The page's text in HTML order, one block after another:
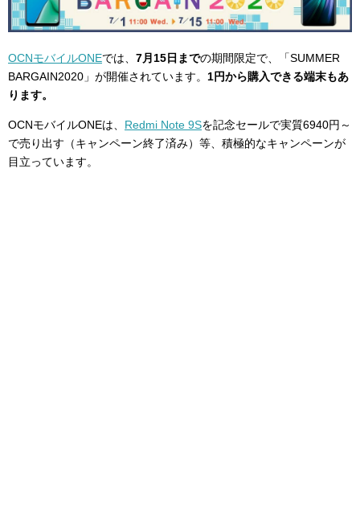
OCNモバイルONEでは、 7月15日までの期間限定で、「SUMMER
BARGAIN2020」が開催されています。 1円から購入できる端末もあ
ります。
OCNモバイルONEは、 Redmi Note 9Sを記念セールで実質6940円～
で売り出す（キャンペーン終了済み）等、積極的なキャンペーンが
目立っています。